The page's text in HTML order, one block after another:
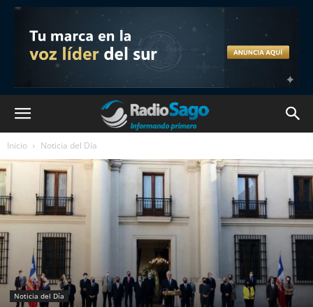
Inicio Noticia del Día
Noticia del Día